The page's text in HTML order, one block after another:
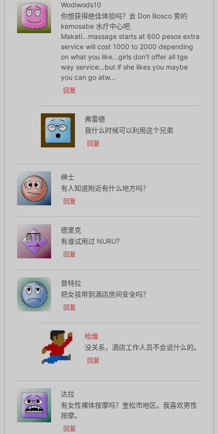
Wodiwods10
你想获得绝佳体验吗？去 Don Bosco 旁的
kemosabe 水疗中心吧
Makati...massage starts at 600 pesos extra
service will cost 1000 to 2000 depending
on what you like...girls don't offer all tge
way service...but if she likes you maybe
you can go atw...
回复
弗雷德
我什么时候可以利用这个兄弟
回复
绅士
有人知道附近有什么地方吗？
回复
德里克
有谁试用过 NURU？
回复
普特拉
把女孩带到酒店房间安全吗？
回复
哈维
没关系，酒店工作人员不会说什么的。
回复
达拉
有女性裸体按摩吗？奎松市地区。我喜欢男性
按摩。
回复